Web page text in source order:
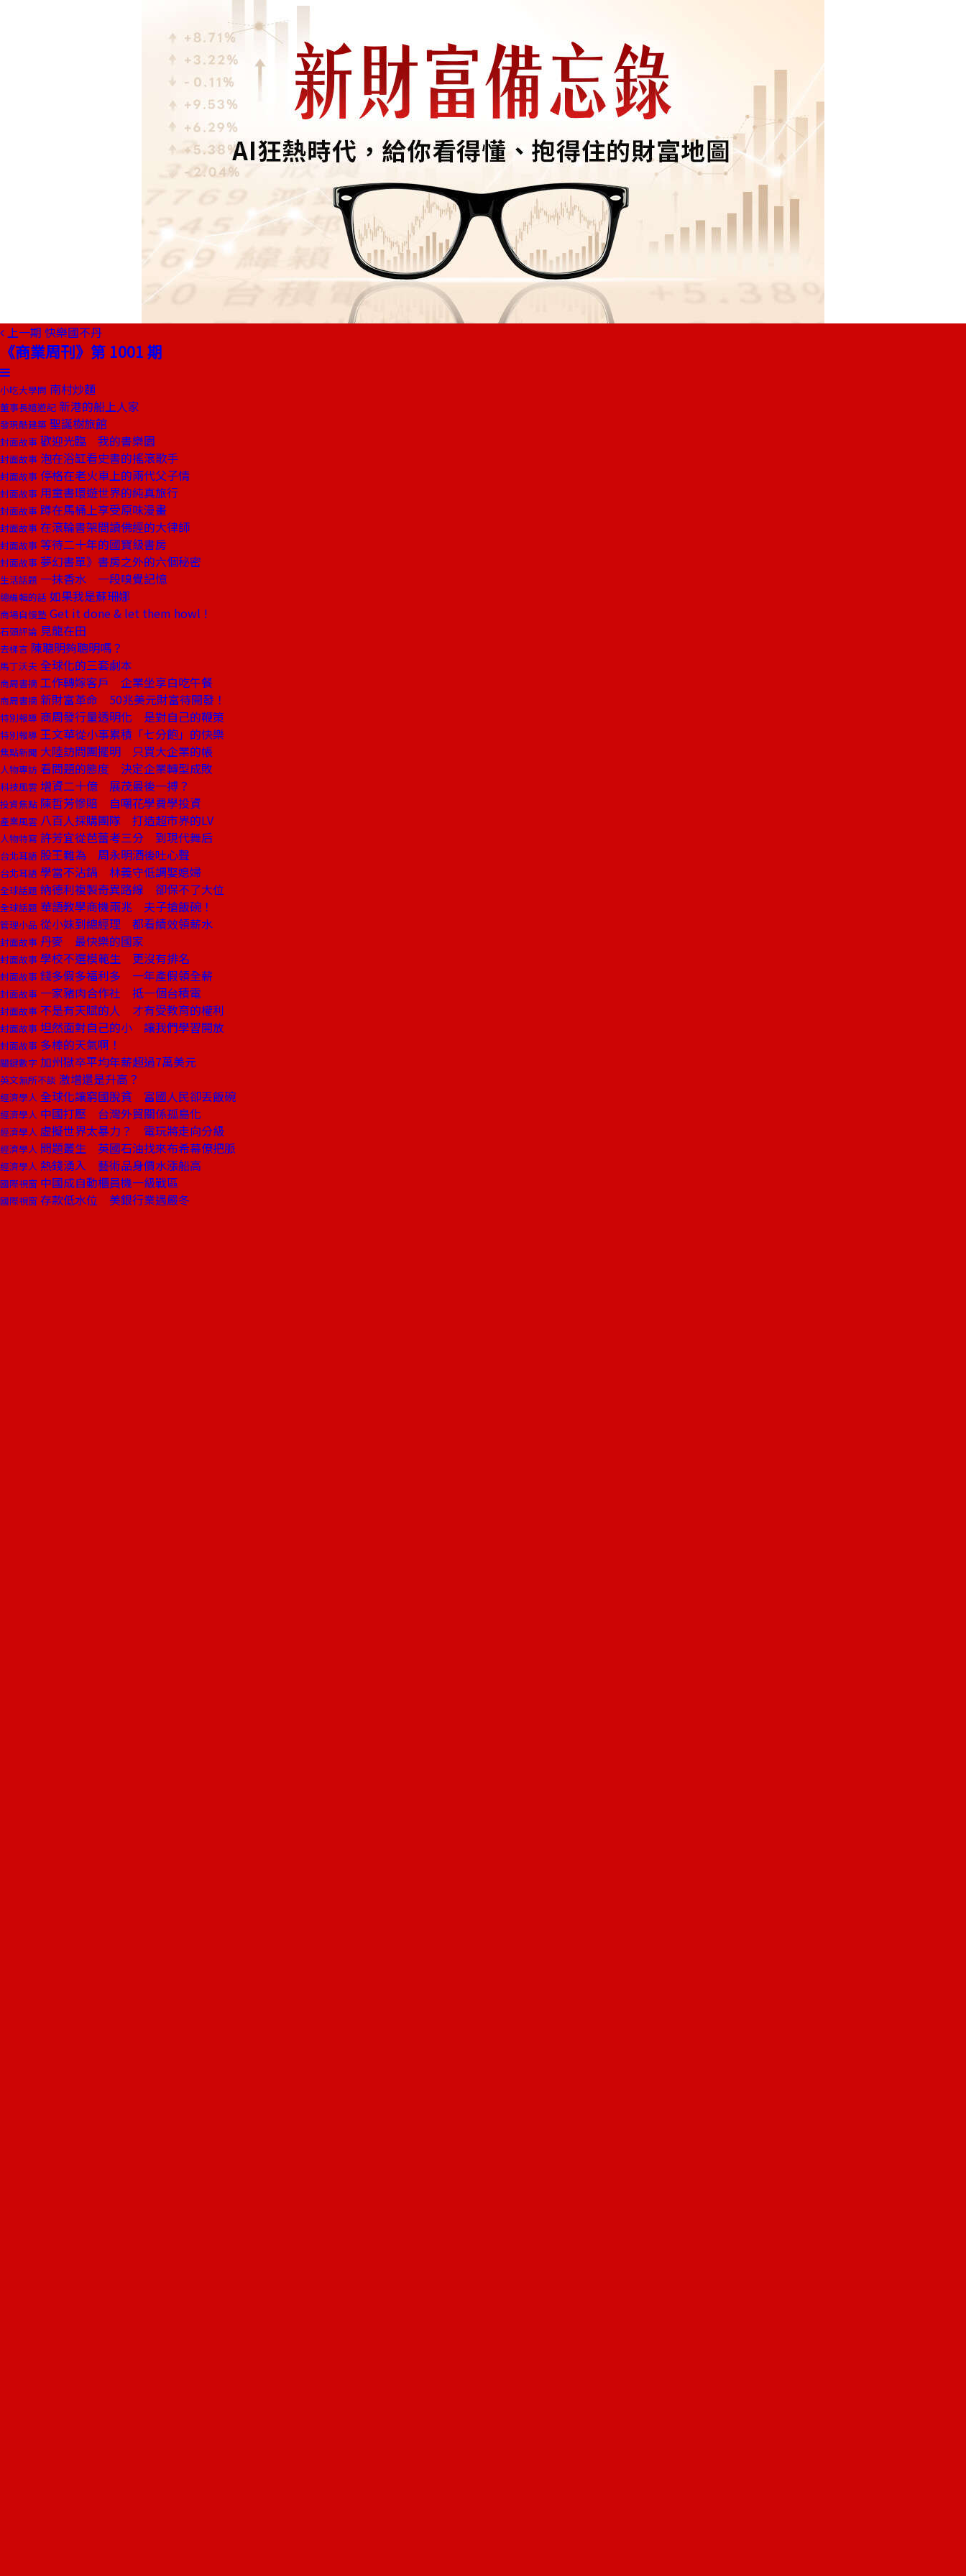
上一期 快樂國不丹
《商業周刊》第 1001 期
小吃大學問 南村炒麵
董事長嬉遊記 新港的船上人家
發現酷建築 聖誕樹旅館
封面故事 歡迎光臨 我的書樂園
封面故事 泡在浴缸看史書的搖滾歌手
封面故事 停格在老火車上的兩代父子情
封面故事 用童書環遊世界的純真旅行
封面故事 蹲在馬桶上享受原味漫畫
封面故事 在滾輪書架間讀佛經的大律師
封面故事 等待二十年的國寶級書房
封面故事 夢幻書單》書房之外的六個秘密
生活話題 一抹香水 一段嗅覺記憶
總編輯的話 如果我是蘇珊娜
商場自慢塾 Get it done & let them howl !
石頭評論 見龍在田
去梯言 陳聰明夠聰明嗎？
馬丁沃夫 全球化的三套劇本
商周書摘 工作轉嫁客戶 企業坐享白吃午餐
商周書摘 新財富革命 50兆美元財富待開發！
特別報導 商周發行量透明化 是對自己的鞭策
特別報導 王文華從小事累積「七分飽」的快樂
焦點新聞 大陸訪問團擺明 只買大企業的帳
人物專訪 看問題的態度 決定企業轉型成敗
科技風雲 增資二十億 展茂最後一搏？
投資焦點 陳哲芳慘賠 自嘲花學費學投資
產業風雲 八百人採購團隊 打造超市界的LV
人物特寫 許芳宜從芭蕾考三分 到現代舞后
台北耳語 股王難為 周永明酒後吐心聲
台北耳語 學當不沾鍋 林義守低調娶媳婦
全球話題 納德利複製奇異路線 卻保不了大位
全球話題 華語教學商機兩兆 夫子搶飯碗！
管理小品 從小妹到總經理 都看績效領薪水
封面故事 丹麥 最快樂的國家
封面故事 學校不選模範生 更沒有排名
封面故事 錢多假多福利多 一年產假領全薪
封面故事 一家豬肉合作社 抵一個台積電
封面故事 不是有天賦的人 才有受教育的權利
封面故事 坦然面對自己的小 讓我們學習開放
封面故事 多棒的天氣啊！
關鍵數字 加州獄卒平均年薪超過7萬美元
英文無所不談 激增還是升高？
經濟學人 全球化讓窮國脫貧 富國人民卻丟飯碗
經濟學人 中國打壓 台灣外貿關係孤島化
經濟學人 虛擬世界太暴力？ 電玩將走向分級
經濟學人 問題叢生 英國石油找來布希幕僚把脈
經濟學人 熱錢湧入 藝術品身價水漲船高
國際視窗 中國成自動櫃員機一級戰區
國際視窗 存款低水位 美銀行業遇嚴冬